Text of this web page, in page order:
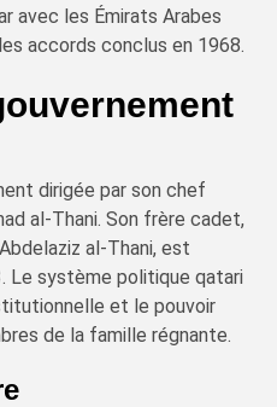
avec les Émirats Arabes
accords conclus en 1968.
dirigée par son chef
al-Thani. Son frère cadet,
al-Thani, est
Le système politique qatari
et le pouvoir
de la famille régnante.